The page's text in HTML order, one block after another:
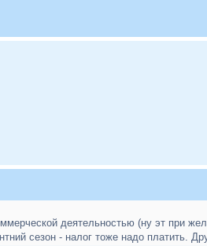
деятельностью (ну эт при
сезон - налог тоже надо платить.